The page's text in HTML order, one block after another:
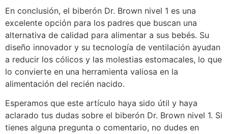
En conclusión, el biberón Dr. Brown nivel 1 es una
excelente opción para los padres que buscan una
alternativa de calidad para alimentar a sus bebés. Su
diseño innovador y su tecnología de ventilación ayudan
a reducir los cólicos y las molestias estomacales, lo que
lo convierte en una herramienta valiosa en la
alimentación del recién nacido.
Esperamos que este artículo haya sido útil y haya
aclarado tus dudas sobre el biberón Dr. Brown nivel 1. Si
tienes alguna pregunta o comentario, no dudes en